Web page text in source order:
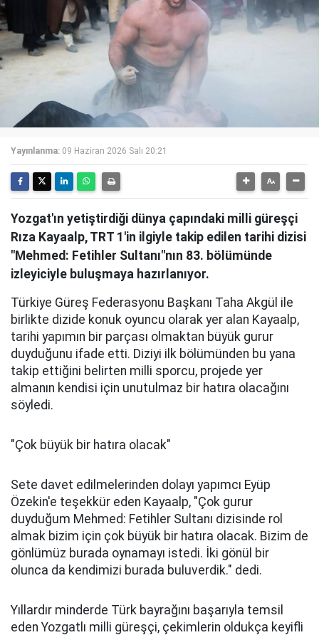
Yayınlanma: 09 Haziran 2026 Salı 20:21
Yozgat'ın yetiştirdiği dünya çapındaki milli güreşçi
Rıza Kayaalp, TRT 1'in ilgiyle takip edilen tarihi dizisi
"Mehmed: Fetihler Sultanı"nın 83. bölümünde
izleyiciyle buluşmaya hazırlanıyor.
Türkiye Güreş Federasyonu Başkanı Taha Akgül ile
birlikte dizide konuk oyuncu olarak yer alan Kayaalp,
tarihi yapımın bir parçası olmaktan büyük gurur
duyduğunu ifade etti. Diziyi ilk bölümünden bu yana
takip ettiğini belirten milli sporcu, projede yer
almanın kendisi için unutulmaz bir hatıra olacağını
söyledi.
"Çok büyük bir hatıra olacak"
Sete davet edilmelerinden dolayı yapımcı Eyüp
Özekin'e teşekkür eden Kayaalp, "Çok gurur
duyduğum Mehmed: Fetihler Sultanı dizisinde rol
almak bizim için çok büyük bir hatıra olacak. Bizim de
gönlümüz burada oynamayı istedi. İki gönül bir
olunca da kendimizi burada buluverdik." dedi.
Yıllardır minderde Türk bayrağını başarıyla temsil
eden Yozgatlı milli güreşçi, çekimlerin oldukça keyifli